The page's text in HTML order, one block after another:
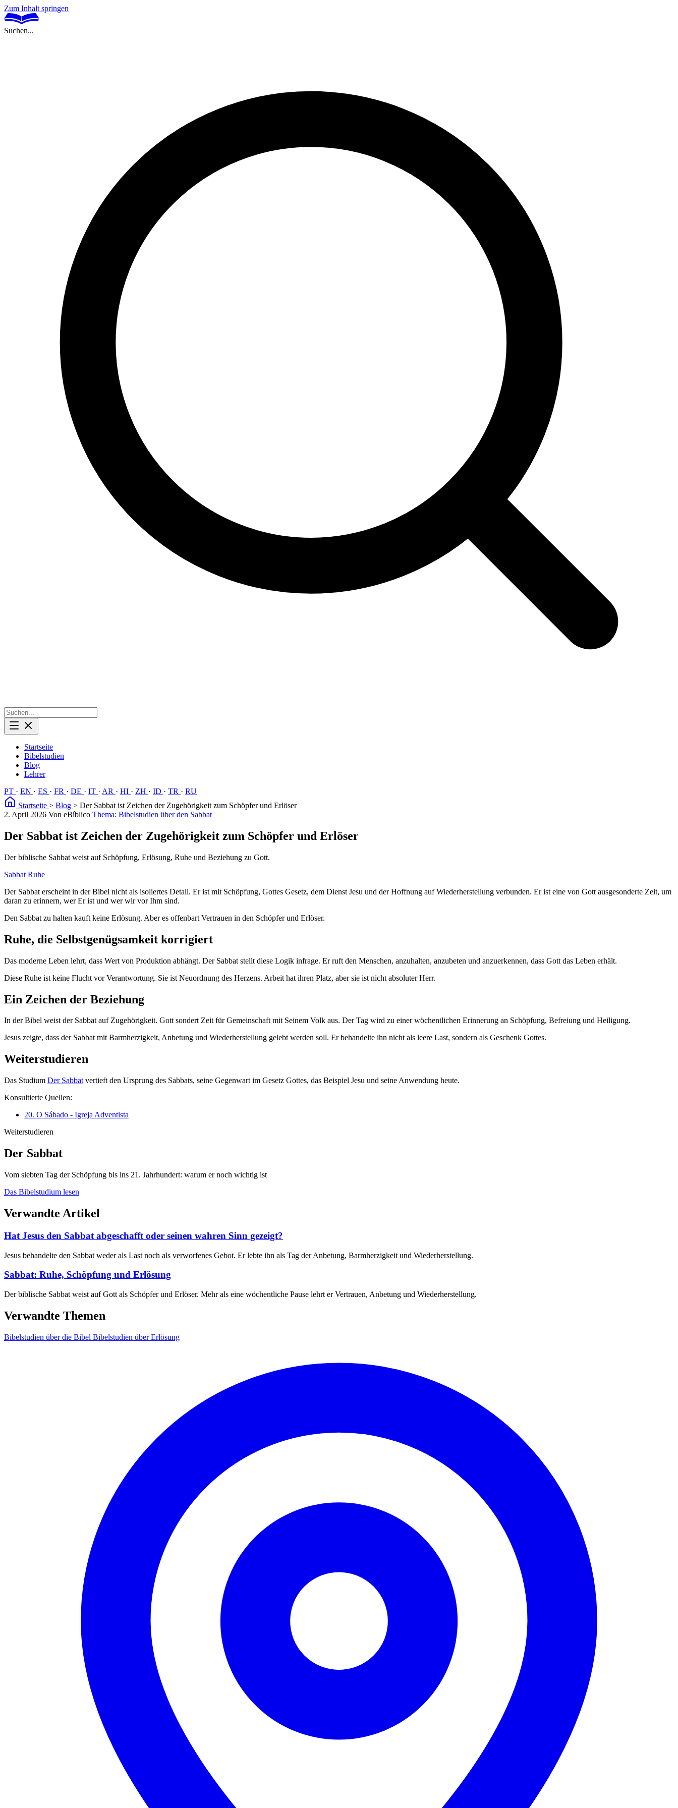
Zum Inhalt springen
Suchen...
Startseite
Bibelstudien
Blog
Lehrer
PT · EN · ES · FR · DE · IT · AR · HI · ZH · ID · TR · RU
Startseite > Blog > Der Sabbat ist Zeichen der Zugehörigkeit zum Schöpfer und Erlöser
2. April 2026 Von eBíblico Thema: Bibelstudien über den Sabbat
Der Sabbat ist Zeichen der Zugehörigkeit zum Schöpfer und Erlöser
Der biblische Sabbat weist auf Schöpfung, Erlösung, Ruhe und Beziehung zu Gott.
Sabbat Ruhe
Der Sabbat erscheint in der Bibel nicht als isoliertes Detail. Er ist mit Schöpfung, Gottes Gesetz, dem Dienst Jesu und der Hoffnung auf Wiederherstellung verbunden. Er ist eine von Gott ausgesonderte Zeit, um
daran zu erinnern, wer Er ist und wer wir vor Ihm sind.
Den Sabbat zu halten kauft keine Erlösung. Aber es offenbart Vertrauen in den Schöpfer und Erlöser.
Ruhe, die Selbstgenügsamkeit korrigiert
Das moderne Leben lehrt, dass Wert von Produktion abhängt. Der Sabbat stellt diese Logik infrage. Er ruft den Menschen, anzuhalten, anzubeten und anzuerkennen, dass Gott das Leben erhält.
Diese Ruhe ist keine Flucht vor Verantwortung. Sie ist Neuordnung des Herzens. Arbeit hat ihren Platz, aber sie ist nicht absoluter Herr.
Ein Zeichen der Beziehung
In der Bibel weist der Sabbat auf Zugehörigkeit. Gott sondert Zeit für Gemeinschaft mit Seinem Volk aus. Der Tag wird zu einer wöchentlichen Erinnerung an Schöpfung, Befreiung und Heiligung.
Jesus zeigte, dass der Sabbat mit Barmherzigkeit, Anbetung und Wiederherstellung gelebt werden soll. Er behandelte ihn nicht als leere Last, sondern als Geschenk Gottes.
Weiterstudieren
Das Studium Der Sabbat vertieft den Ursprung des Sabbats, seine Gegenwart im Gesetz Gottes, das Beispiel Jesu und seine Anwendung heute.
Konsultierte Quellen:
20. O Sábado - Igreja Adventista
Weiterstudieren
Der Sabbat
Vom siebten Tag der Schöpfung bis ins 21. Jahrhundert: warum er noch wichtig ist
Das Bibelstudium lesen
Verwandte Artikel
Hat Jesus den Sabbat abgeschafft oder seinen wahren Sinn gezeigt?
Jesus behandelte den Sabbat weder als Last noch als verworfenes Gebot. Er lebte ihn als Tag der Anbetung, Barmherzigkeit und Wiederherstellung.
Sabbat: Ruhe, Schöpfung und Erlösung
Der biblische Sabbat weist auf Gott als Schöpfer und Erlöser. Mehr als eine wöchentliche Pause lehrt er Vertrauen, Anbetung und Wiederherstellung.
Verwandte Themen
Bibelstudien über die Bibel Bibelstudien über Erlösung